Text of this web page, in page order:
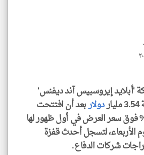
إيروسبيس آند ديفنس'
دولاربعد أن افتتحت
بنسبة 3.8% فوق سعر العرض في أول ظهور لها
الأربعاء، لتسجل أحدث قفزة
شركات الدفاع.
klyoum.com